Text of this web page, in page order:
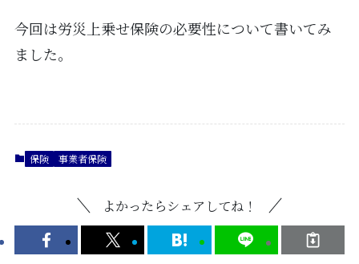
今回は労災上乗せ保険の必要性について書いてみ
ました。
保険 事業者保険
よかったらシェアしてね！